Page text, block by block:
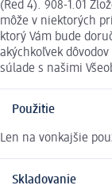
(Red 4). 908-1.01
môže v niektorých
ktorý Vám bude
akýchkoľvek
súlade s našimi
Použitie
Len na vonkajšie
Skladovanie